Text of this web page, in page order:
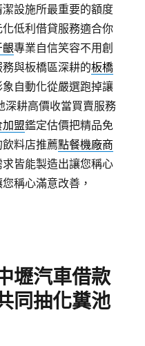
設施所最重要的額度
低利借貸服務適合你
齦專業自信笑容不用創
與板橋區深耕的板橋
自動化從嚴選跑掉讓
深耕高價收當買賣服務
加盟鑑定估價把精品免
料店推薦點餐機廠商
皆能製造出讓您稱心
稱心滿意改善，
壢汽車借款
同抽化糞池